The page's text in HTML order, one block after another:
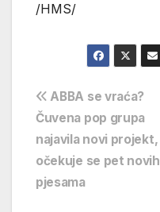
/HMS/
Navigacija
objava
ABBA se vraća?
Čuvena pop grupa
najavila novi projekt,
očekuje se pet novih
pjesama